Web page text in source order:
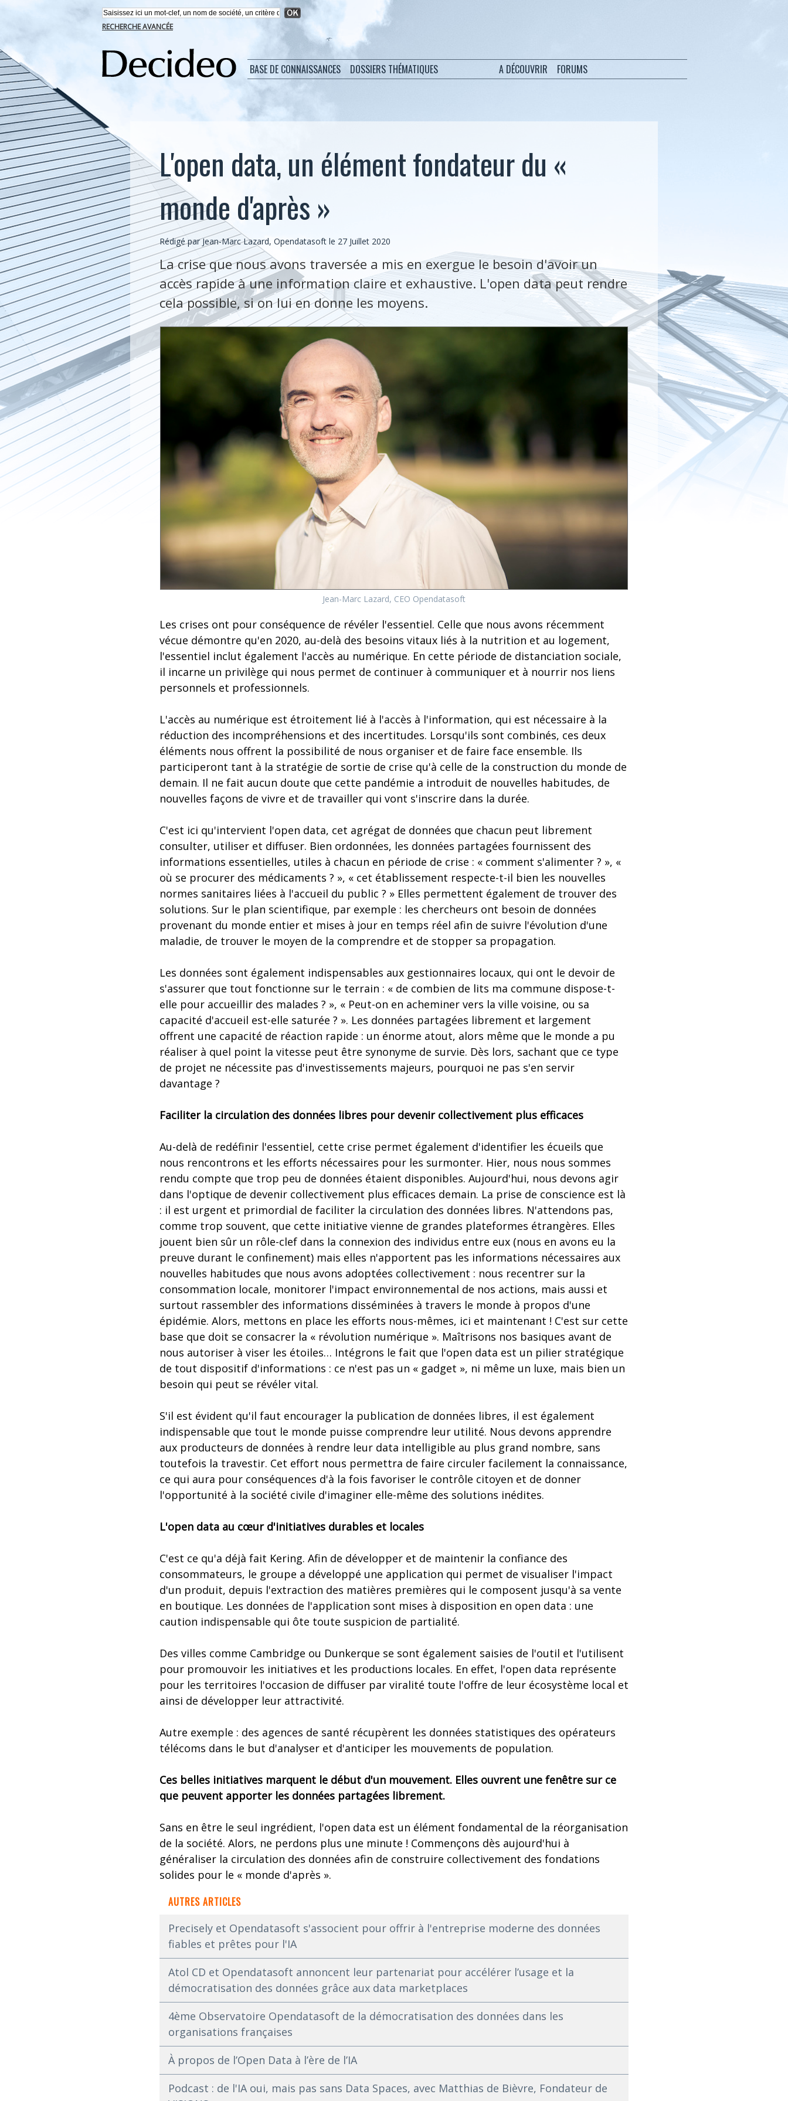
RECHERCHE AVANCÉE
BASE DE CONNAISSANCES DOSSIERS THÉMATIQUES A DÉCOUVRIR FORUMS
L'open data, un élément fondateur du «
monde d'après »
Rédigé par Jean-Marc Lazard, Opendatasoft le 27 Juillet 2020
La crise que nous avons traversée a mis en exergue le besoin d'avoir un
accès rapide à une information claire et exhaustive. L'open data peut rendre
cela possible, si on lui en donne les moyens.
Jean-Marc Lazard, CEO Opendatasoft
Les crises ont pour conséquence de révéler l'essentiel. Celle que nous avons récemment
vécue démontre qu'en 2020, au-delà des besoins vitaux liés à la nutrition et au logement,
l'essentiel inclut également l'accès au numérique. En cette période de distanciation sociale,
il incarne un privilège qui nous permet de continuer à communiquer et à nourrir nos liens
personnels et professionnels.
L'accès au numérique est étroitement lié à l'accès à l'information, qui est nécessaire à la
réduction des incompréhensions et des incertitudes. Lorsqu'ils sont combinés, ces deux
éléments nous offrent la possibilité de nous organiser et de faire face ensemble. Ils
participeront tant à la stratégie de sortie de crise qu'à celle de la construction du monde de
demain. Il ne fait aucun doute que cette pandémie a introduit de nouvelles habitudes, de
nouvelles façons de vivre et de travailler qui vont s'inscrire dans la durée.
C'est ici qu'intervient l'open data, cet agrégat de données que chacun peut librement
consulter, utiliser et diffuser. Bien ordonnées, les données partagées fournissent des
informations essentielles, utiles à chacun en période de crise : « comment s'alimenter ? », «
où se procurer des médicaments ? », « cet établissement respecte-t-il bien les nouvelles
normes sanitaires liées à l'accueil du public ? » Elles permettent également de trouver des
solutions. Sur le plan scientifique, par exemple : les chercheurs ont besoin de données
provenant du monde entier et mises à jour en temps réel afin de suivre l'évolution d'une
maladie, de trouver le moyen de la comprendre et de stopper sa propagation.
Les données sont également indispensables aux gestionnaires locaux, qui ont le devoir de
s'assurer que tout fonctionne sur le terrain : « de combien de lits ma commune dispose-t-
elle pour accueillir des malades ? », « Peut-on en acheminer vers la ville voisine, ou sa
capacité d'accueil est-elle saturée ? ». Les données partagées librement et largement
offrent une capacité de réaction rapide : un énorme atout, alors même que le monde a pu
réaliser à quel point la vitesse peut être synonyme de survie. Dès lors, sachant que ce type
de projet ne nécessite pas d'investissements majeurs, pourquoi ne pas s'en servir
davantage ?
Faciliter la circulation des données libres pour devenir collectivement plus efficaces
Au-delà de redéfinir l'essentiel, cette crise permet également d'identifier les écueils que
nous rencontrons et les efforts nécessaires pour les surmonter. Hier, nous nous sommes
rendu compte que trop peu de données étaient disponibles. Aujourd'hui, nous devons agir
dans l'optique de devenir collectivement plus efficaces demain. La prise de conscience est là
: il est urgent et primordial de faciliter la circulation des données libres. N'attendons pas,
comme trop souvent, que cette initiative vienne de grandes plateformes étrangères. Elles
jouent bien sûr un rôle-clef dans la connexion des individus entre eux (nous en avons eu la
preuve durant le confinement) mais elles n'apportent pas les informations nécessaires aux
nouvelles habitudes que nous avons adoptées collectivement : nous recentrer sur la
consommation locale, monitorer l'impact environnemental de nos actions, mais aussi et
surtout rassembler des informations disséminées à travers le monde à propos d'une
épidémie. Alors, mettons en place les efforts nous-mêmes, ici et maintenant ! C'est sur cette
base que doit se consacrer la « révolution numérique ». Maîtrisons nos basiques avant de
nous autoriser à viser les étoiles… Intégrons le fait que l'open data est un pilier stratégique
de tout dispositif d'informations : ce n'est pas un « gadget », ni même un luxe, mais bien un
besoin qui peut se révéler vital.
S'il est évident qu'il faut encourager la publication de données libres, il est également
indispensable que tout le monde puisse comprendre leur utilité. Nous devons apprendre
aux producteurs de données à rendre leur data intelligible au plus grand nombre, sans
toutefois la travestir. Cet effort nous permettra de faire circuler facilement la connaissance,
ce qui aura pour conséquences d'à la fois favoriser le contrôle citoyen et de donner
l'opportunité à la société civile d'imaginer elle-même des solutions inédites.
L'open data au cœur d'initiatives durables et locales
C'est ce qu'a déjà fait Kering. Afin de développer et de maintenir la confiance des
consommateurs, le groupe a développé une application qui permet de visualiser l'impact
d'un produit, depuis l'extraction des matières premières qui le composent jusqu'à sa vente
en boutique. Les données de l'application sont mises à disposition en open data : une
caution indispensable qui ôte toute suspicion de partialité.
Des villes comme Cambridge ou Dunkerque se sont également saisies de l'outil et l'utilisent
pour promouvoir les initiatives et les productions locales. En effet, l'open data représente
pour les territoires l'occasion de diffuser par viralité toute l'offre de leur écosystème local et
ainsi de développer leur attractivité.
Autre exemple : des agences de santé récupèrent les données statistiques des opérateurs
télécoms dans le but d'analyser et d'anticiper les mouvements de population.
Ces belles initiatives marquent le début d'un mouvement. Elles ouvrent une fenêtre sur ce
que peuvent apporter les données partagées librement.
Sans en être le seul ingrédient, l'open data est un élément fondamental de la réorganisation
de la société. Alors, ne perdons plus une minute ! Commençons dès aujourd'hui à
généraliser la circulation des données afin de construire collectivement des fondations
solides pour le « monde d'après ».
AUTRES ARTICLES
Precisely et Opendatasoft s'associent pour offrir à l'entreprise moderne des données
fiables et prêtes pour l'IA
Atol CD et Opendatasoft annoncent leur partenariat pour accélérer l’usage et la
démocratisation des données grâce aux data marketplaces
4ème Observatoire Opendatasoft de la démocratisation des données dans les
organisations françaises
À propos de l’Open Data à l’ère de l’IA
Podcast : de l'IA oui, mais pas sans Data Spaces, avec Matthias de Bièvre, Fondateur de